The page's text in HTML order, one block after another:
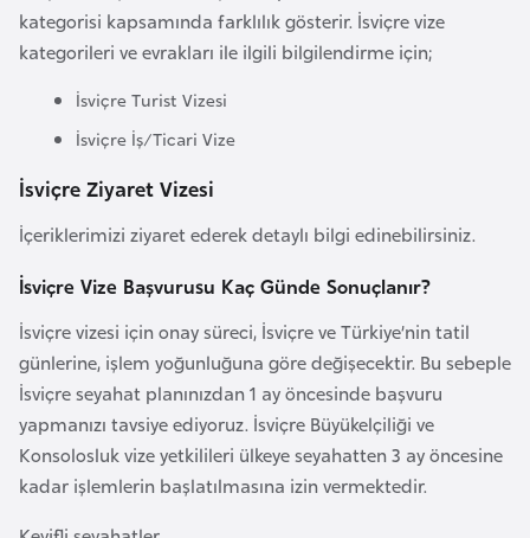
kategorisi kapsamında farklılık gösterir. İsviçre vize
kategorileri ve evrakları ile ilgili bilgilendirme için;
İsviçre Turist Vizesi
İsviçre İş/Ticari Vize
İsviçre Ziyaret Vizesi
İçeriklerimizi ziyaret ederek detaylı bilgi edinebilirsiniz.
İsviçre Vize Başvurusu Kaç Günde Sonuçlanır?
İsviçre vizesi için onay süreci, İsviçre ve Türkiye’nin tatil
günlerine, işlem yoğunluğuna göre değişecektir. Bu sebeple
İsviçre seyahat planınızdan 1 ay öncesinde başvuru
yapmanızı tavsiye ediyoruz. İsviçre Büyükelçiliği ve
Konsolosluk vize yetkilileri ülkeye seyahatten 3 ay öncesine
kadar işlemlerin başlatılmasına izin vermektedir.
F
a
Ç
d
Ç
e
k
C
u
m